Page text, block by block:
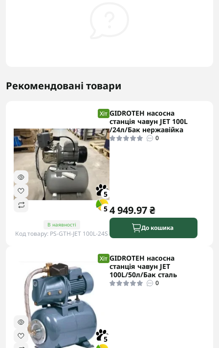
Рекомендовані товари
Хіт
5
5
В наявності
Код товару: PS-GTH-JET 100L-24S
GIDROTEH насосна
станція чавун JET 100L
/24л/Бак нержавійка
0
4 949.97 ₴
До кошика
Хіт
5
GIDROTEH насосна
станція чавун JET
100L/50л/Бак сталь
0